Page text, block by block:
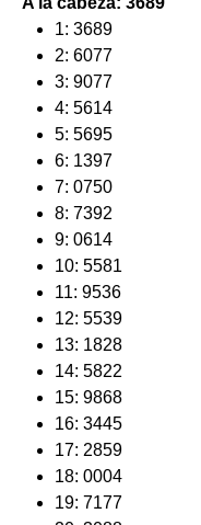
1: 3689
2: 6077
3: 9077
4: 5614
5: 5695
6: 1397
7: 0750
8: 7392
9: 0614
10: 5581
11: 9536
12: 5539
13: 1828
14: 5822
15: 9868
16: 3445
17: 2859
18: 0004
19: 7177